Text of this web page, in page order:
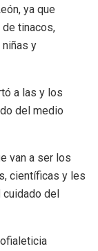
ya que
tinacos,
y
a las y los
del medio
van a ser los
científicas y les
cuidado del